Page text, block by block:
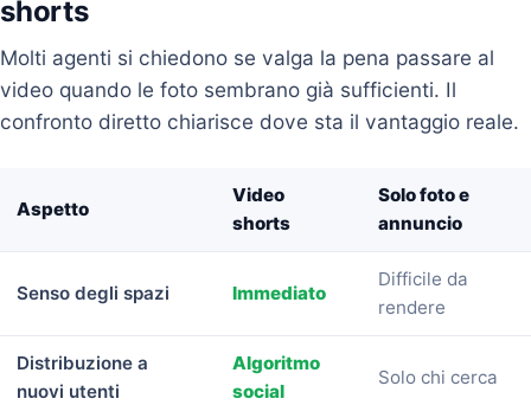
shorts
Molti agenti si chiedono se valga la pena passare al
video quando le foto sembrano già sufficienti. Il
confronto diretto chiarisce dove sta il vantaggio reale.
Aspetto
Video
shorts
Solo foto e
annuncio
Senso degli spazi Immediato
Difficile da
rendere
Distribuzione a
nuovi utenti
Algoritmo
social
Solo chi cerca